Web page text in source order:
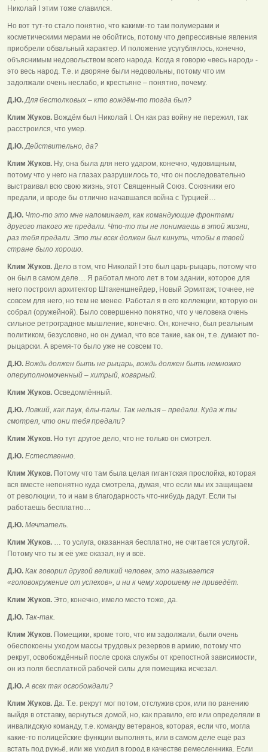
Николай I этим тоже славился.
Но вот тут-то стало понятно, что какими-то там полумерами и
косметическими мерами не обойтись, потому что депрессивные явления
приобрели обвальный характер. И положение усугублялось, конечно,
объяснимым недовольством всего народа. Когда я говорю «весь народ» -
это весь народ. Т.е. и дворяне были недовольны, потому что им
задолжали очень неслабо, и крестьяне – понятно, почему.
Д.Ю.Для бестолковых – кто вождём-то тогда был?
Клим Жуков. Вождём был Николай I. Он как раз войну не пережил, так
расстроился, что умер.
Д.Ю.Действительно, да?
Клим Жуков. Ну, она была для него ударом, конечно, чудовищным,
потому что у него на глазах разрушилось то, что он последовательно
выстраивал всю свою жизнь, этот Священный Союз. Союзники его
предали, и вроде бы отлично начавшаяся война с Турцией…
Д.Ю. Что-то это мне напоминает, как командующие фронтами
другого такого же предали. Что-то ты не понимаешь в этой жизни,
раз тебя предали. Это ты всех должен был кинуть, чтобы в твоей
стране было хорошо.
Клим Жуков. Дело в том, что Николай I это был царь-рыцарь, потому что
он был в самом деле… Я работал много лет в том здании, которое для
него построил архитектор Штакеншнейдер, Новый Эрмитаж; точнее, не
совсем для него, но тем не менее. Работал я в его коллекции, которую он
собрал (оружейной). Было совершенно понятно, что у человека очень
сильное ретроградное мышление, конечно. Он, конечно, был реальным
политиком, безусловно, но он думал, что все такие, как он, т.е. думают по-
рыцарски. А время-то было уже не совсем то.
Д.Ю. Вождь должен быть не рыцарь, вождь должен быть немножко
оперуполномоченный – хитрый, коварный.
Клим Жуков. Осведомлённый.
Д.Ю.Ловкий, как паук, ёлы-палы. Так нельзя – предали. Куда ж ты
смотрел, что они тебя предали?
Клим Жуков. Но тут другое дело, что не только он смотрел.
Д.Ю. Естественно.
Клим Жуков. Потому что там была целая гигантская прослойка, которая
вся вместе непонятно куда смотрела, думая, что если мы их защищаем
от революции, то и нам в благодарность что-нибудь дадут. Если ты
работаешь бесплатно…
Д.Ю. Мечтатель.
Клим Жуков. … то услуга, оказанная бесплатно, не считается услугой.
Потому что ты ж её уже оказал, ну и всё.
Д.Ю. Как говорил другой великий человек, это называется
«головокружение от успехов», и ни к чему хорошему не приведёт.
Клим Жуков. Это, конечно, имело место тоже, да.
Д.Ю. Так-так.
Клим Жуков. Помещики, кроме того, что им задолжали, были очень
обеспокоены уходом массы трудовых резервов в армию, потому что
рекрут, освобождённый после срока службы от крепостной зависимости,
он из поля бесплатной рабочей силы для помещика исчезал.
Д.Ю.А всех так освобождали?
Клим Жуков. Да. Т.е. рекрут мог потом, отслужив срок, или по ранению
выйдя в отставку, вернуться домой, но, как правило, его или определяли в
инвалидскую команду, т.е. команду ветеранов, которая, если что, могла
какие-то полицейские функции выполнять, или в самом деле ещё раз
встать под ружьё, или же уходил в город в качестве ремесленника. Если